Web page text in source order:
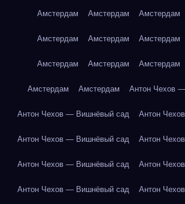
Амстердам Амстердам Амстердам
Амстердам Амстердам Амстердам
Амстердам Амстердам Амстердам
Амстердам Амстердам Антон Чехов
Антон Чехов — Вишнёвый сад Антон
Антон Чехов — Вишнёвый сад Антон
Антон Чехов — Вишнёвый сад Антон
Антон Чехов — Вишнёвый сад Антон